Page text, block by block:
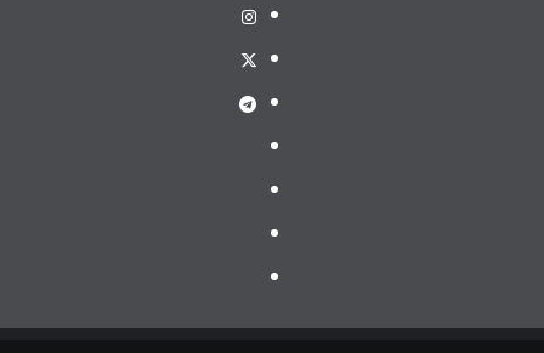
اینستاگرام
توئیتر
تلگرام